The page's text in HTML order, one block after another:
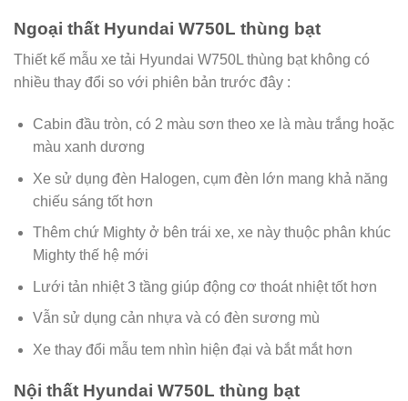
Ngoại thất Hyundai W750L thùng bạt
Thiết kế mẫu xe tải Hyundai W750L thùng bạt không có
nhiều thay đổi so với phiên bản trước đây :
Cabin đầu tròn, có 2 màu sơn theo xe là màu trắng hoặc
màu xanh dương
Xe sử dụng đèn Halogen, cụm đèn lớn mang khả năng
chiếu sáng tốt hơn
Thêm chứ Mighty ở bên trái xe, xe này thuộc phân khúc
Mighty thế hệ mới
Lưới tản nhiệt 3 tầng giúp động cơ thoát nhiệt tốt hơn
Vẫn sử dụng cản nhựa và có đèn sương mù
Xe thay đổi mẫu tem nhìn hiện đại và bắt mắt hơn
Nội thất Hyundai W750L thùng bạt